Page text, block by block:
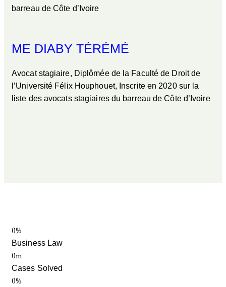
barreau de Côte d’Ivoire
ME DIABY TÉRÉMÉ
Avocat stagiaire, Diplômée de la Faculté de Droit de
l’Université Félix Houphouet, Inscrite en 2020 sur la
liste des avocats stagiaires du barreau de Côte d’Ivoire
0%
Business Law
0m
Cases Solved
0%